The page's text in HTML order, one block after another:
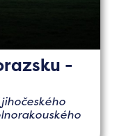
-